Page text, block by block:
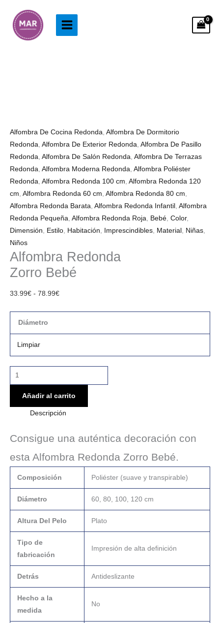
contenido
Alfombra De Cocina Redonda, Alfombra De Dormitorio
Redonda, Alfombra De Exterior Redonda, Alfombra De Pasillo
Redonda, Alfombra De Salón Redonda, Alfombra De Terrazas
Redonda, Alfombra Moderna Redonda, Alfombra Poliéster
Redonda, Alfombra Redonda 100 cm, Alfombra Redonda 120
cm, Alfombra Redonda 60 cm, Alfombra Redonda 80 cm,
Alfombra Redonda Barata, Alfombra Redonda Infantil , Alfombra
Redonda Pequeña, Alfombra Redonda Roja, Bebé, Color,
Dimensión, Estilo, Habitación, Imprescindibles, Material , Niñas,
Niños
Alfombra Redonda
Zorro Bebé
33.99€ - 78.99€
33.99€
hasta
78.99€
Diámetro
Limpiar
cantidad
Añadir al carrito
Descripción
Consigue una auténtica decoración con
esta Alfombra Redonda Zorro Bebé.
Composición Poliéster (suave y transpirable)
Diámetro 60, 80, 100, 120 cm
Altura Del Pelo Plato
Tipo de
fabricación
Impresión de alta definición
Detrás Antideslizante
Hecho a la
medida
No